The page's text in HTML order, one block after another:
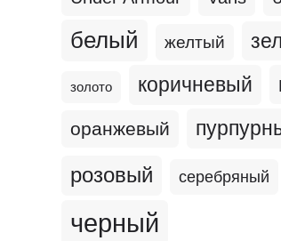
белый желтый
золото коричневый
оранжевый
розовый серебряный
черный